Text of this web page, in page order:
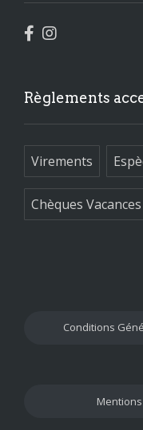
Règlements
Virements
Chèques
Conditions